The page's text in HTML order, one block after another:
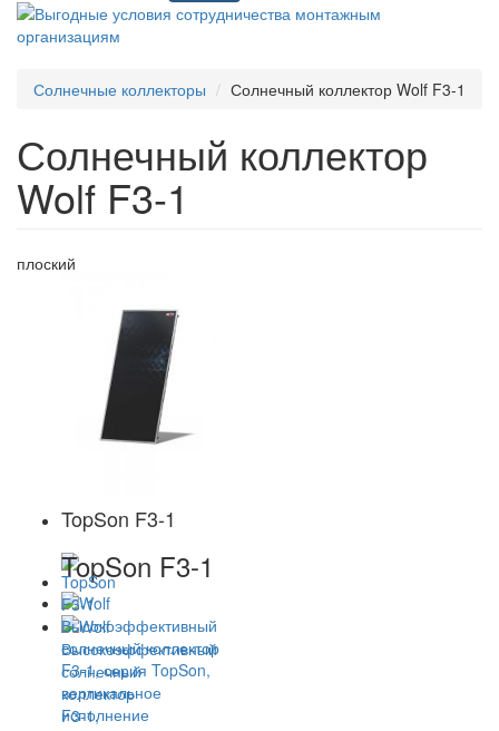
Солнечные коллекторы Солнечный коллектор Wolf F3-1
Солнечный коллектор
Wolf F3-1
плоский
TopSon F3-1
TopSon F3-1